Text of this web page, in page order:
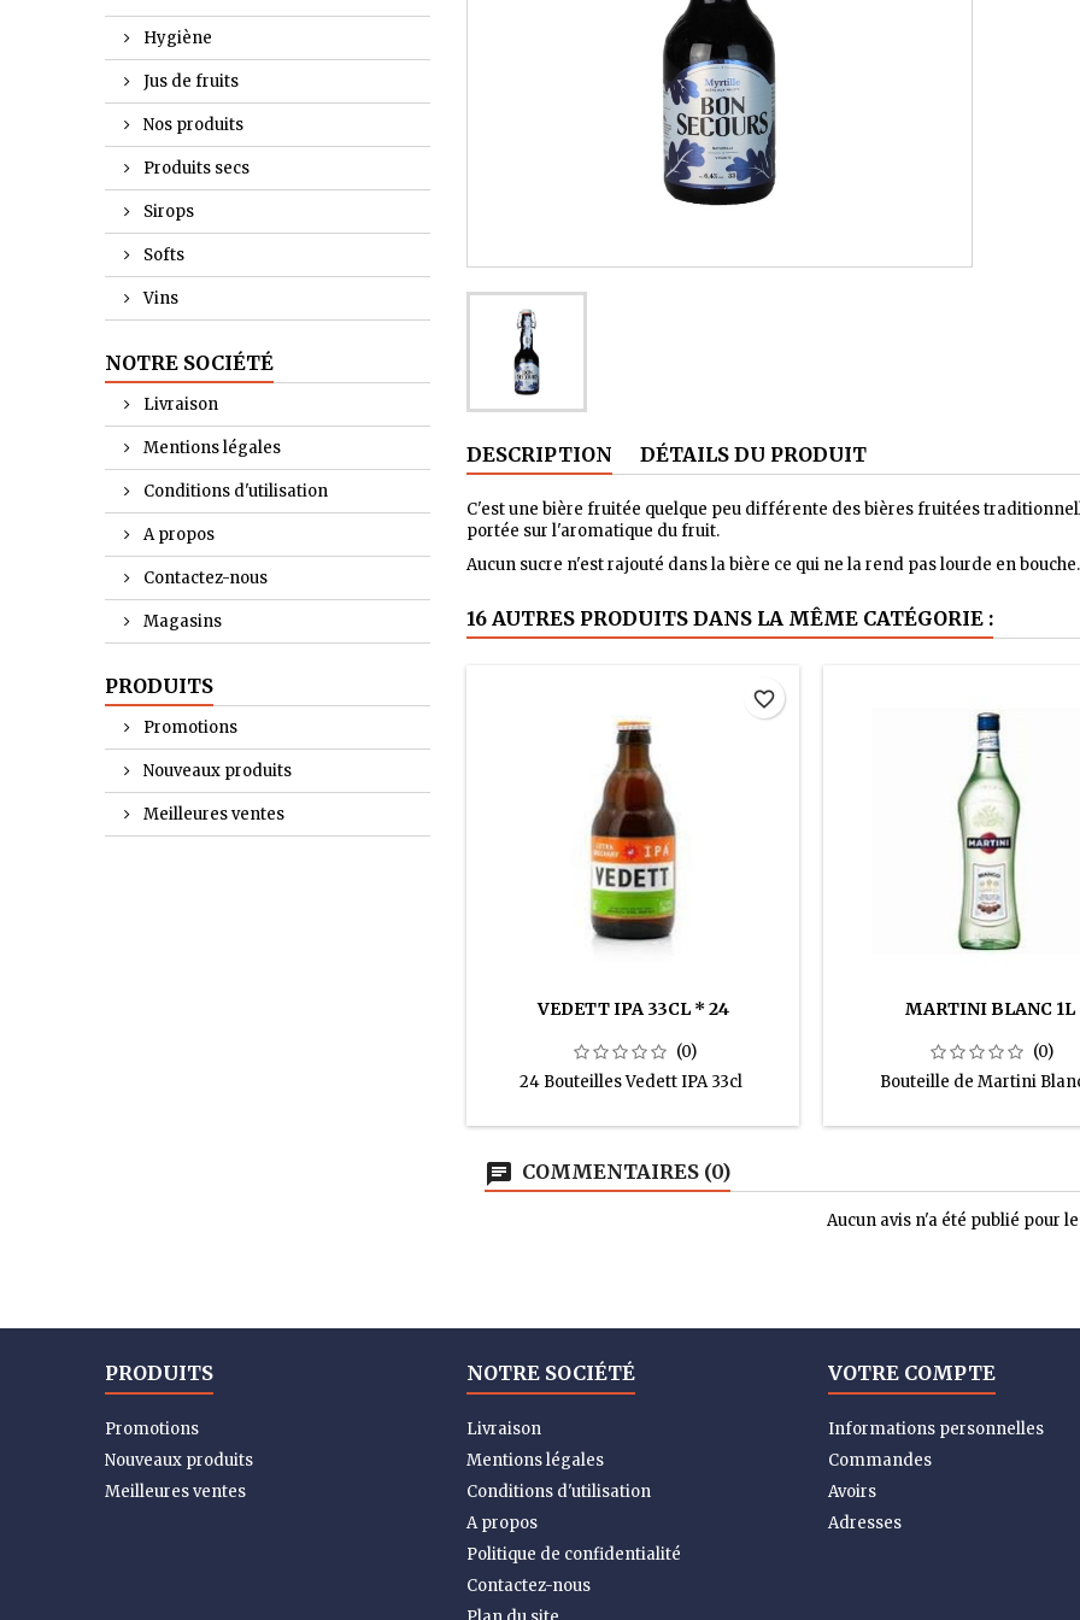
Hygiène
Jus de fruits
Nos produits
Produits secs
Sirops
Softs
Vins
NOTRE SOCIÉTÉ
Livraison
Mentions légales
Conditions d'utilisation
A propos
Contactez-nous
Magasins
PRODUITS
Promotions
Nouveaux produits
Meilleures ventes
DESCRIPTION DÉTAILS DU PRODUIT
C'est une bière fruitée quelque peu différente des bières fruitées
portée sur l'aromatique du fruit.
Aucun sucre n'est rajouté dans la bière ce qui ne la rend pas lourde en bouche.
16 AUTRES PRODUITS DANS LA MÊME CATÉGORIE :
VEDETT IPA 33CL * 24
(0)
24 Bouteilles Vedett IPA 33cl
favorite_border
MARTINI BLANC 1L
(0)
Bouteille de Martini
COMMENTAIRES (0)
Aucun avis n'a été publié pour
PRODUITS
Promotions
Nouveaux produits
Meilleures ventes
NOTRE SOCIÉTÉ
Livraison
Mentions légales
Conditions d'utilisation
A propos
Politique de confidentialité
Contactez-nous
VOTRE COMPTE
Informations personnelles
Commandes
Avoirs
Adresses